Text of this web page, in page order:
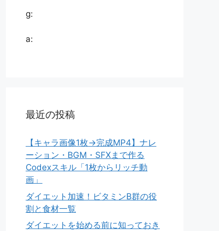
g:
a:
最近の投稿
【キャラ画像1枚→完成MP4】ナレ
ーション・BGM・SFXまで作る
Codexスキル「1枚からリッチ動
画」
ダイエット加速！ビタミンB群の役
割と食材一覧
ダイエットを始める前に知っておき